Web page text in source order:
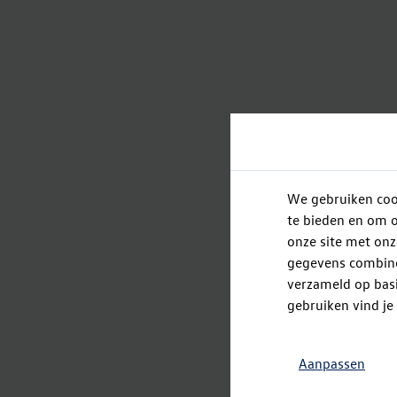
We gebruiken
te bieden en om
onze site met
gegevens
verzameld op
gebruiken vind je
Aanpassen